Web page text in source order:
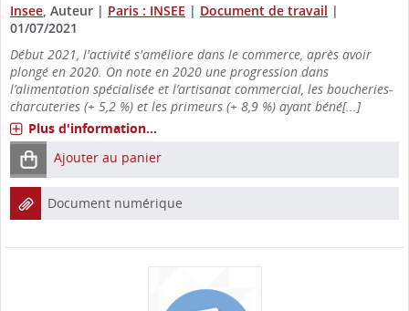
Insee , Auteur | Paris : INSEE | Document de travail |
01/07/2021
Début 2021, l'activité s'améliore dans le commerce, après avoir
plongé en 2020. On note en 2020 une progression dans
l’alimentation spécialisée et l’artisanat commercial, les boucheries-
charcuteries (+ 5,2 %) et les primeurs (+ 8,9 %) ayant béné[...]
Plus d'information...
Ajouter au panier
Document numérique